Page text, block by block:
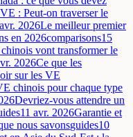
: Peut-on traverser le
2026Le meilleur premier
en 2026comparisons15
vont transformer le
2026Ce que les
sur les VE
chinois pour chaque type
Devriez-vous attendre un
11 avr. 2026Garantie et
nous savonsguides10